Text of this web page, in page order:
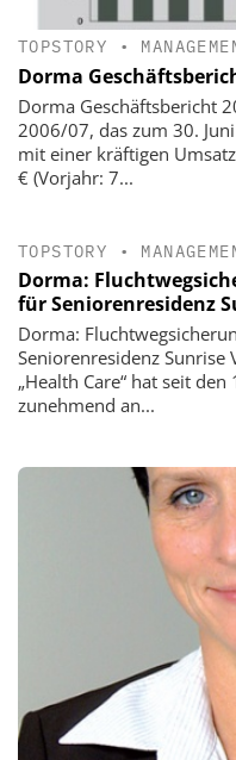
TOPSTORY •
Dorma
Dorma Geschäftsbericht
2006/07, das zum 30.
mit einer kräftigen
€ (Vorjahr: 7...
TOPSTORY •
Dorma:
für Seniorenresidenz
Dorma:
Seniorenresidenz Sunrise
„Health Care“ hat seit
zunehmend an...